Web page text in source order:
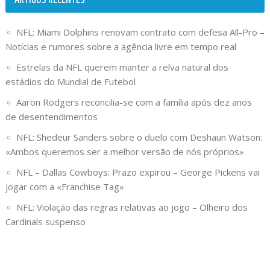
NFL: Miami Dolphins renovam contrato com defesa All-Pro –
Notícias e rumores sobre a agência livre em tempo real
Estrelas da NFL querem manter a relva natural dos
estádios do Mundial de Futebol
Aaron Rodgers reconcilia-se com a família após dez anos
de desentendimentos
NFL: Shedeur Sanders sobre o duelo com Deshaun Watson:
«Ambos queremos ser a melhor versão de nós próprios»
NFL – Dallas Cowboys: Prazo expirou – George Pickens vai
jogar com a «Franchise Tag»
NFL: Violação das regras relativas ao jogo – Olheiro dos
Cardinals suspenso